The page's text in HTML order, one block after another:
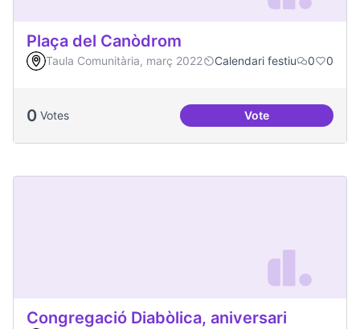
Plaça del Canòdrom
Taula Comunitària, març 2022 Calendari festiu 0 0
0 Votes VotePlaça del
Congregació Diabòlica, aniversari